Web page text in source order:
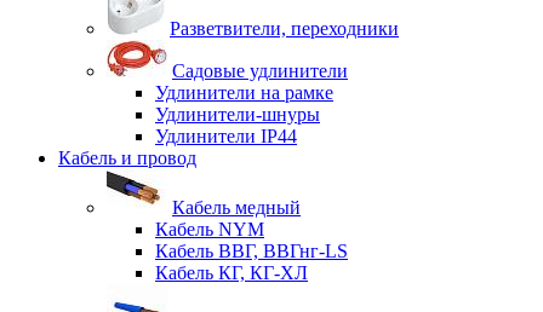
Разветвители, переходники
Садовые удлинители
Удлинители на рамке
Удлинители-шнуры
Удлинители IP44
Кабель и провод
Кабель медный
Кабель NYM
Кабель ВВГ, ВВГнг-LS
Кабель КГ, КГ-ХЛ